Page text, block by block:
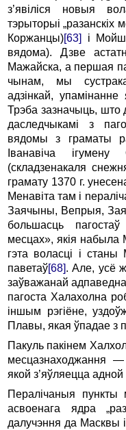
з’явіліся новыя
тэрыторыі
Коржанцы)[63]
i
вядома). Дзве
Мажайска, а першая
чынам, мы
адзінкай,
Трэба зазначыць, што
даследчыкамі з
вядомы з граматы
Іванавіча
(складзенакаля
грамату 1370 г.
Менавіта там i
Заячыны, Вепрыя,
большасць
месцах», якія набыла
гэта воласці i станы
паветаў[68]. Але, усё
заўважанай
пагоста Халахолна
іншым рэгіёне,
Плавы, якая ўпадае з
Пакуль пакінем
месцазнаходжання
якой з’яўляецца
Пералічаныя
асвоенага ядра
далучэння да Масквы